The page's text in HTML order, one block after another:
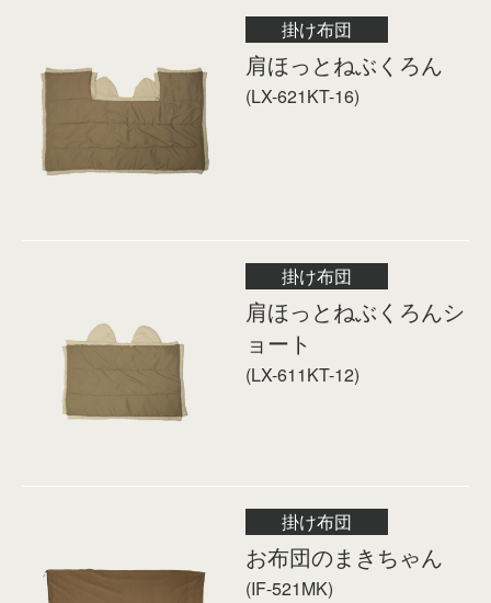
掛け布団
肩ほっとねぶくろん
(LX-621KT-16)
掛け布団
肩ほっとねぶくろんシ
ョート
(LX-611KT-12)
掛け布団
お布団のまきちゃん
(IF-521MK)